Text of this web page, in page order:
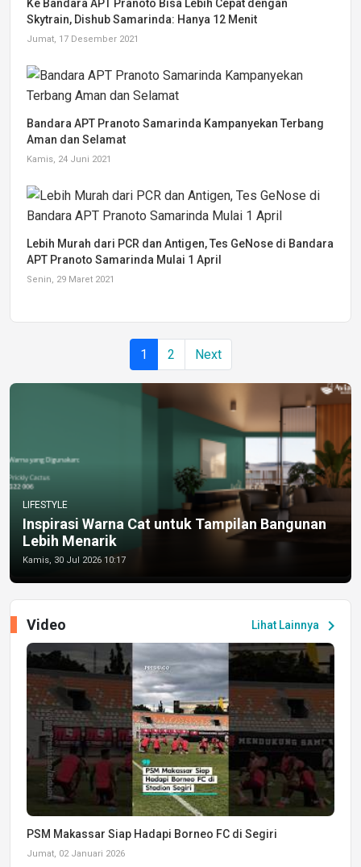
Ke Bandara APT Pranoto Bisa Lebih Cepat dengan
Skytrain, Dishub Samarinda: Hanya 12 Menit
Jumat, 17 Desember 2021
Bandara APT Pranoto Samarinda Kampanyekan Terbang
Aman dan Selamat
Kamis, 24 Juni 2021
Lebih Murah dari PCR dan Antigen, Tes GeNose di Bandara
APT Pranoto Samarinda Mulai 1 April
Senin, 29 Maret 2021
1 2 Next
LIFESTYLE
Inspirasi Warna Cat untuk Tampilan Bangunan
Lebih Menarik
Kamis, 30 Jul 2026 10:17
Lihat Lainnya chevron_right
Video
PSM Makassar Siap Hadapi Borneo FC di Segiri
Jumat, 02 Januari 2026